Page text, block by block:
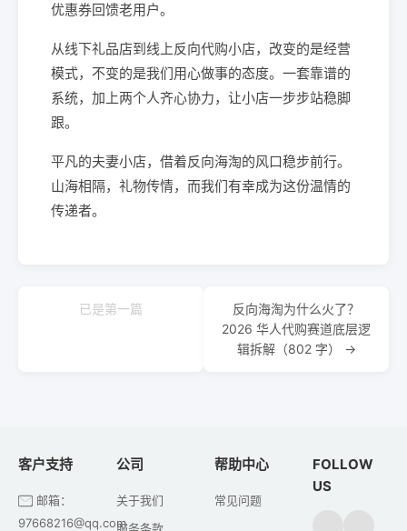
优惠券回馈老用户。
从线下礼品店到线上反向代购小店，改变的是经营
模式，不变的是我们用心做事的态度。一套靠谱的
系统，加上两个人齐心协力，让小店一步步站稳脚
跟。
平凡的夫妻小店，借着反向海淘的风口稳步前行。
山海相隔，礼物传情，而我们有幸成为这份温情的
传递者。
已是第一篇
反向海淘为什么火了？
2026 华人代购赛道底层逻
辑拆解（802 字） →
客户支持
邮箱：
97668216@qq.com
公司
关于我们
帮助中心
常见问题
FOLLOW
US